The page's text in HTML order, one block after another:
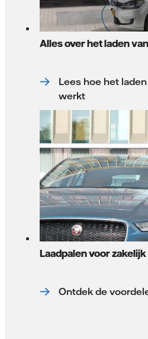
Alles over het laden
Lees hoe het
werkt
Laadpalen voor
Ontdek de